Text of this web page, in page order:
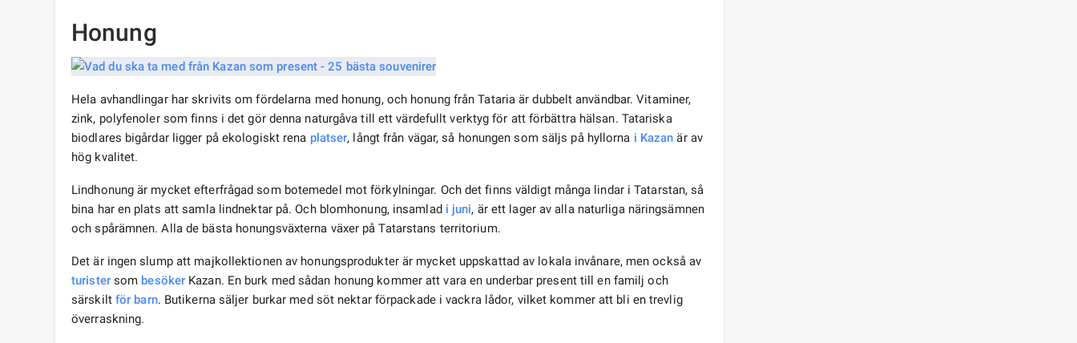
Honung
Hela avhandlingar har skrivits om fördelarna med honung, och honung från Tataria är dubbelt användbar. Vitaminer,
zink, polyfenoler som finns i det gör denna naturgåva till ett värdefullt verktyg för att förbättra hälsan. Tatariska
biodlares bigårdar ligger på ekologiskt rena platser, långt från vägar, så honungen som säljs på hyllorna i Kazan är av
hög kvalitet.
Lindhonung är mycket efterfrågad som botemedel mot förkylningar. Och det finns väldigt många lindar i Tatarstan, så
bina har en plats att samla lindnektar på. Och blomhonung, insamlad i juni, är ett lager av alla naturliga näringsämnen
och spårämnen. Alla de bästa honungsväxterna växer på Tatarstans territorium.
Det är ingen slump att majkollektionen av honungsprodukter är mycket uppskattad av lokala invånare, men också av
turistersom besöker Kazan. En burk med sådan honung kommer att vara en underbar present till en familj och
särskilt för barn. Butikerna säljer burkar med söt nektar förpackade i vackra lådor, vilket kommer att bli en trevlig
överraskning.